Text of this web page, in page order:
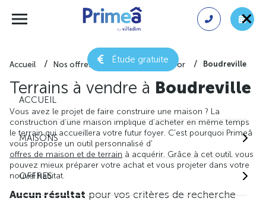
Étude gratuite
ACCUEIL
MAISONS
OFFRES
Accueil Nos offres de terrain Côte-d'or Boudreville
Terrains à vendre à Boudreville
Vous avez le projet de faire construire une maison ? La
construction d'une maison implique d'acheter en même temps
le terrain qui accueillera votre futur foyer. C'est pourquoi Primeâ
vous propose un outil personnalisé d'
offres de maison et de terrain à acquérir. Grâce à cet outil, vous
pouvez mieux préparer votre achat et vous projeter dans votre
nouvel habitat.
Aucun résultatpour vos critères de recherche